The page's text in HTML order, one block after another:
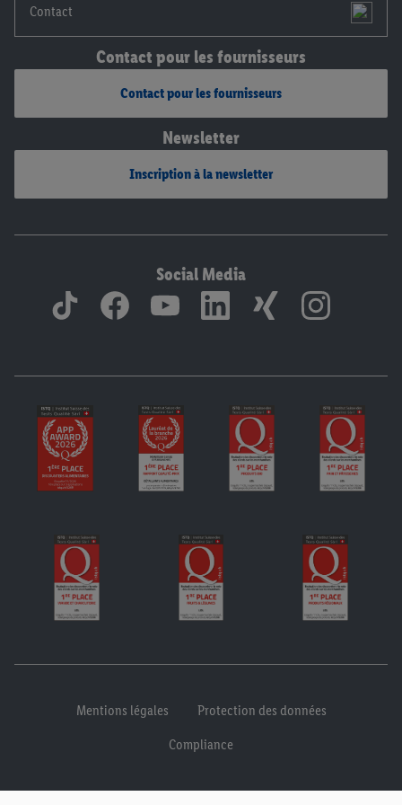
Contact
Contact pour les fournisseurs
Contact pour les fournisseurs
Newsletter
Inscription à la newsletter
Social Media
Mentions légales
Protection des données
Compliance